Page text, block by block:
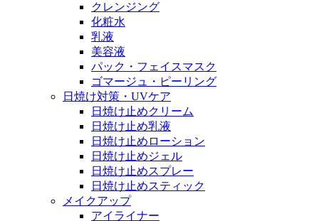
クレンジング
化粧水
乳液
美容液
パック・フェイスマスク
ゴマージュ・ピーリング
日焼け対策・UVケア
日焼け止めクリーム
日焼け止め乳液
日焼け止めローション
日焼け止めジェル
日焼け止めスプレー
日焼け止めスティック
メイクアップ
アイライナー